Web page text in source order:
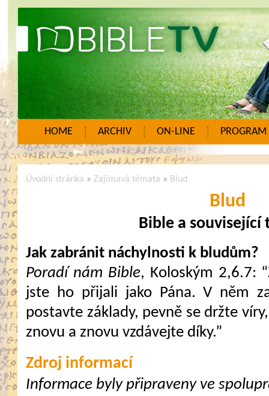
HOME ARCHIV ON-LINE PROGRAM
Úvodní stránka »Zajímavá témata » Blud
Blud
Bible a související
Jak zabránit náchylnosti k bludům?
Poradí nám Bible, Koloským 2,6.7:
jste ho přijali jako Pána. V něm
postavte základy, pevně se držte
znovu a znovu vzdávejte díky.”
Zdroj informací
Informace byly připraveny ve